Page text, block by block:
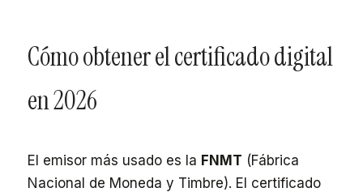
Cómo obtener el certificado digital
en 2026
El emisor más usado es la FNMT (Fábrica
Nacional de Moneda y Timbre). El certificado